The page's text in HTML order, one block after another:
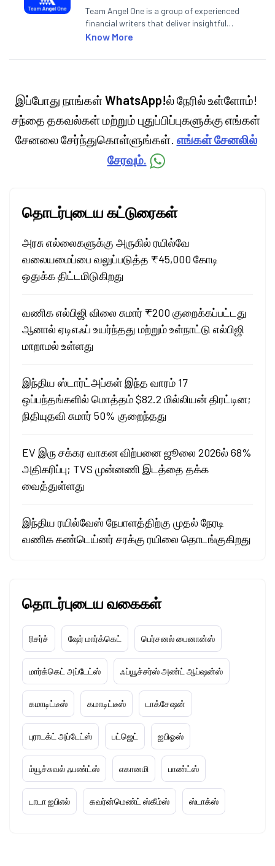
Team Angel One is a group of experienced
financial writers that deliver insightful
articles on the stock market, IPO, economy,
categories.
Know More
இப்போது நாங்கள் WhatsApp!ல் நேரில் உள்ளோம்!
சந்தை தகவல்கள் மற்றும் புதுப்பிப்புகளுக்கு எங்கள்
சேனலை சேர்ந்துகொள்ளுங்கள். எங்கள் சேனலில்
சேரவும்.
தொடர்புடைய கட்டுரைகள்
அரசு எல்லைகளுக்கு அருகில் ரயில்வே
வலையமைப்பை வலுப்படுத்த ₹45,000 கோடி
ஒதுக்க திட்டமிடுகிறது
வணிக எல்பிஜி விலை சுமார் ₹200 குறைக்கப்பட்டது
ஆனால் ஏடிஎஃப் உயர்ந்தது மற்றும் உள்நாட்டு எல்பிஜி
மாறாமல் உள்ளது
இந்திய ஸ்டார்ட்அப்கள் இந்த வாரம் 17
ஒப்பந்தங்களில் மொத்தம் $82.2 மில்லியன் திரட்டின;
நிதியுதவி சுமார் 50% குறைந்தது
EV இரு சக்கர வாகன விற்பனை ஜூலை 2026ல் 68%
அதிகரிப்பு; TVS முன்னணி இடத்தை தக்க
வைத்துள்ளது
இந்திய ரயில்வேஸ் நேபாளத்திற்கு முதல் நேரடி
வணிக கண்டெய்னர் சரக்கு ரயிலை தொடங்குகிறது
தொடர்புடைய வகைகள்
ரிசர்ச் ஷேர் மார்க்கெட் பெர்சனல் பைனான்ஸ்
மார்க்கெட் அப்டேட்ஸ் ஃப்யூச்சர்ஸ் அண்ட் ஆப்ஷன்ஸ்
கமாடிட்டீஸ் கமாடிட்டீஸ் டாக்சேஷன்
புராடக்ட் அப்டேட்ஸ் பட்ஜெட் ஐபிஓஸ்
ம்யூச்சுவல் ஃபண்ட்ஸ் எகானமி பாண்ட்ஸ்
டாடா ஐபிஎல் கவர்ன்மெண்ட் ஸ்கீம்ஸ் ஸ்டாக்ஸ்